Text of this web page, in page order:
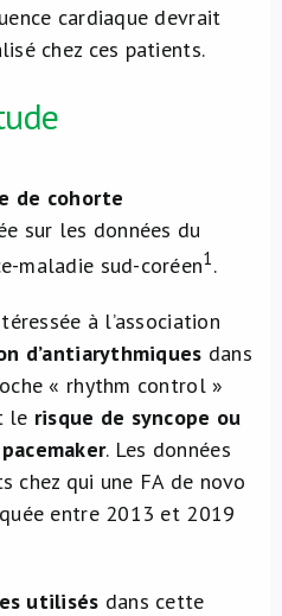
cardiaque devrait
chez ces patients.
de cohorte
sur les données du
maladie sud-coréen1.
à l’association
d’antiarythmiques dans
« rhythm control »
le risque de syncope ou
. Les données
chez qui une FA de novo
entre 2013 et 2019
utilisés dans cette